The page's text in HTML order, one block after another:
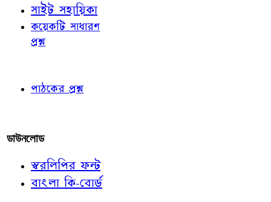
সাইট সহায়িকা
কয়েকটি সাধারণ
প্রশ্ন
পাঠকের প্রশ্ন
ডাউনলোড
স্বরলিপির ফন্ট
বাংলা কি-বোর্ড